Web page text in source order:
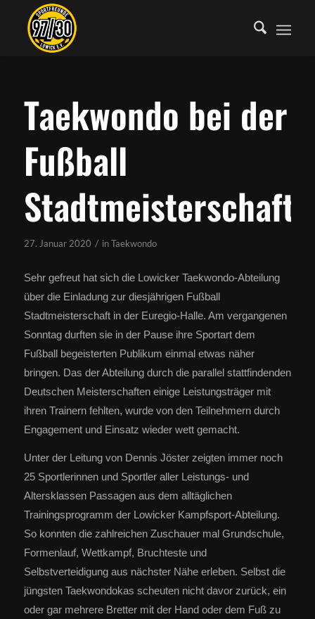
Taekwondo bei der
Fußball
Stadtmeisterschaft
27. Januar 2020 / inTaekwondo
Sehr gefreut hat sich die Lowicker Taekwondo-Abteilung
über die Einladung zur diesjährigen Fußball
Stadtmeisterschaft in der Euregio-Halle. Am vergangenen
Sonntag durften sie in der Pause ihre Sportart dem
Fußball begeisterten Publikum einmal etwas näher
bringen. Das der Abteilung durch die parallel stattfindenden
Deutschen Meisterschaften einige Leistungsträger mit
ihren Trainern fehlten, wurde von den Teilnehmern durch
Engagement und Einsatz wieder wett gemacht.
Unter der Leitung von Dennis Jöster zeigten immer noch
25 Sportlerinnen und Sportler aller Leistungs- und
Altersklassen Passagen aus dem alltäglichen
Trainingsprogramm der Lowicker Kampfsport-Abteilung.
So konnten die zahlreichen Zuschauer mal Grundschule,
Formenlauf, Wettkampf, Bruchteste und
Selbstverteidigung aus nächster Nähe erleben. Selbst die
jüngsten Taekwondokas scheuten nicht davor zurück, ein
oder gar mehrere Bretter mit der Hand oder dem Fuß zu